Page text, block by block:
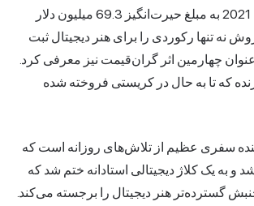
کریستی در مارس 2021 به مبلغ حیرت‌انگیز 69.3 میلیون دلار
نه تنها رکوردی را برای هنر دیجیتال ثبت
عنوان چهارمین اثر گران‌قیمت نیز معرفی کرد.
که تا به حال در کریستی فروخته شده
سفری عظیم از تلاش‌های روزانه است که
آغاز شد و به یک کلاژ دیجیتالی استادانه ختم شد که
گسترده‌تر هنر دیجیتال را برجسته می‌کند.